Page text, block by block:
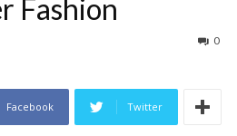
Fashion
0
Facebook Twitter